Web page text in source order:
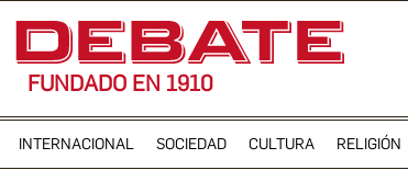
FUNDADO EN 1910
INTERNACIONAL SOCIEDAD CULTURA RELIGIÓN